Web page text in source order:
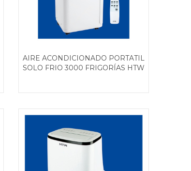
AIRE ACONDICIONADO PORTATIL
SOLO FRIO 3000 FRIGORÍAS HTW